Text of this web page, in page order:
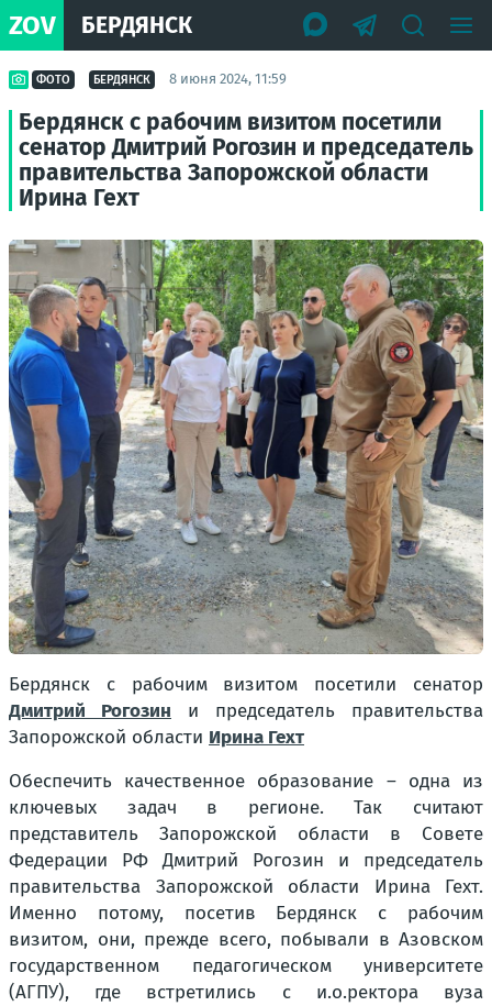
ZOV БЕРДЯНСК
ФОТО БЕРДЯНСК 8 июня 2024, 11:59
Бердянск с рабочим визитом посетили
сенатор Дмитрий Рогозин и председатель
правительства Запорожской области
Ирина Гехт
Бердянск с рабочим визитом посетили сенатор
Дмитрий Рогозин и председатель правительства
Запорожской области Ирина Гехт
Обеспечить качественное образование – одна из
ключевых задач в регионе. Так считают
представитель Запорожской области в Совете
Федерации РФ Дмитрий Рогозин и председатель
правительства Запорожской области Ирина Гехт.
Именно потому, посетив Бердянск с рабочим
визитом, они, прежде всего, побывали в Азовском
государственном педагогическом университете
(АГПУ), где встретились с и.о.ректора вуза